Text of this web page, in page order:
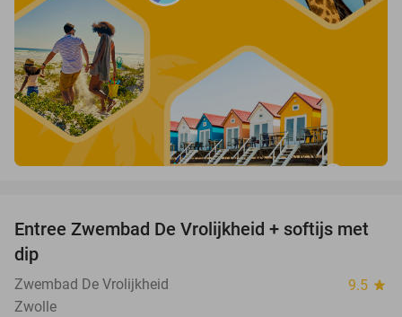
44%
Entree Zwembad De Vrolijkheid + softijs met
dip
Zwembad De Vrolijkheid 9.5 star
Zwolle